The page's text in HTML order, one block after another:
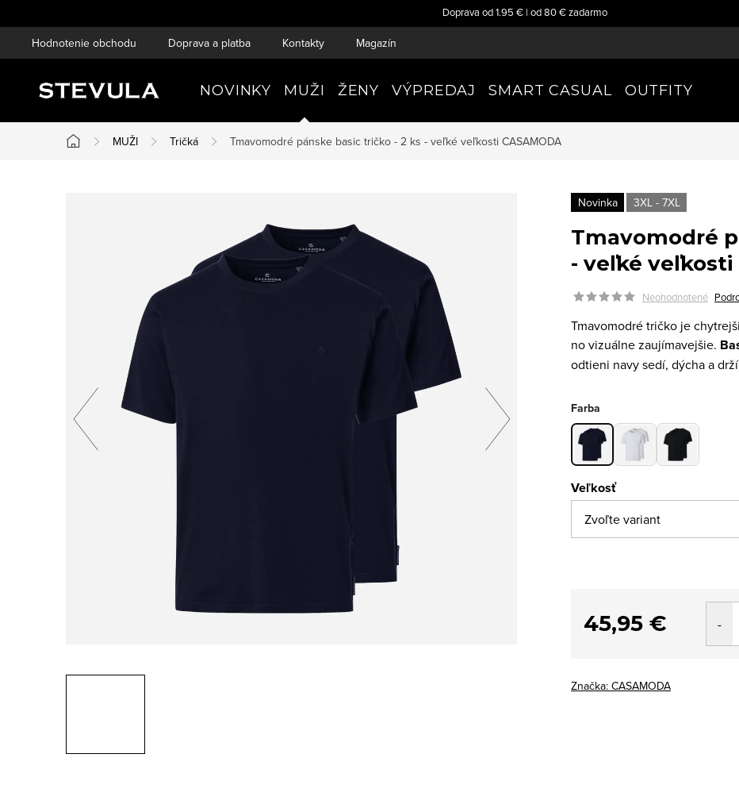
na
Doprava od 1.95 € | od 80 € zadarmo
Hodnotenie obchodu Doprava a platba Kontakty Magazín
NOVINKY MUŽI ŽENY VÝPREDAJ SMART CASUAL OUTFITY
Domov
MUŽI Tričká Tmavomodré pánske basic tričko - 2 ks - veľké veľkosti CASAMODA
Novinka 3XL - 7XL
Tmavomodré
- veľké veľkosti
Neohodnotené
Tmavomodré tričko je
no vizuálne zaujímavejšie.
odtieni navy sedí, dýcha a
Farba
Veľkosť
45,95 €
cena:
Značka: CASAMODA